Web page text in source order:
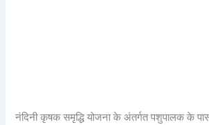
नंदिनी कृषक समृद्धि योजना के अंतर्गत पशुपालक के